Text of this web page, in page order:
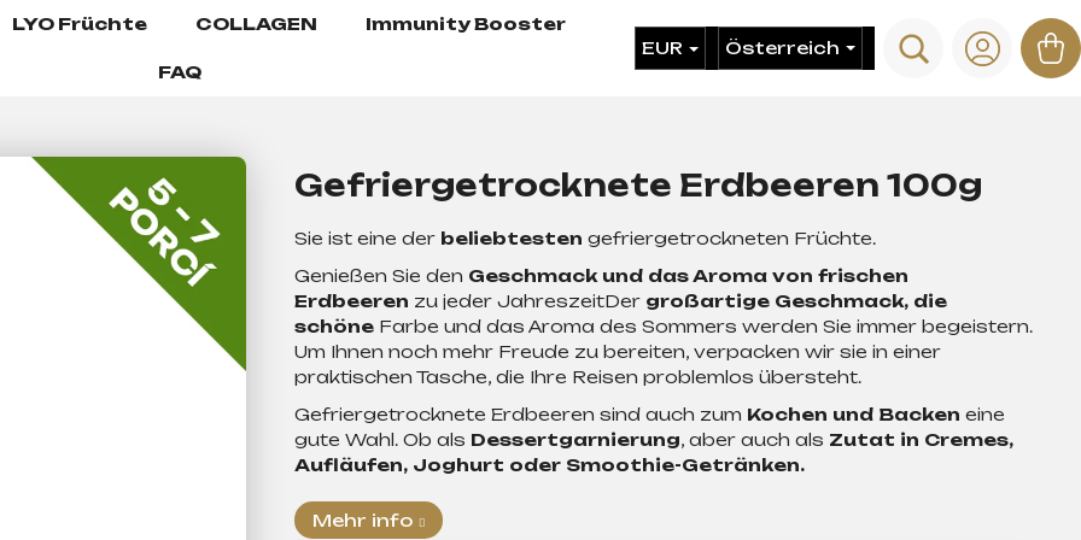
LYO Früchte COLLAGEN Immunity Booster
FAQ
EUR
Suchen
Login
Gefriergetrocknete Erdbeeren 100g
Sie ist eine der beliebtesten gefriergetrockneten Früchte.
Genießen Sie den Geschmack und das Aroma von frischen
Erdbeeren zu jeder JahreszeitDer großartige Geschmack, die
schöne Farbe und das Aroma des Sommers werden Sie immer begeistern.
Um Ihnen noch mehr Freude zu bereiten, verpacken wir sie in einer
praktischen Tasche, die Ihre Reisen problemlos übersteht.
Gefriergetrocknete Erdbeeren sind auch zum Kochen und Backen eine
gute Wahl. Ob als Dessertgarnierung, aber auch als Zutat in Cremes,
Aufläufen, Joghurt oder Smoothie-Getränken.
Mehr info